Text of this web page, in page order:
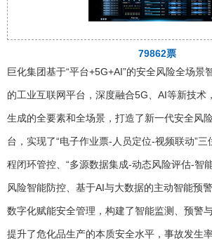
79862票
巨化集团基于“平台+5G+AI”的安全风险全场景
的工业互联网平台，深度融合5G、AI等新技术
生成的全要素和全场景，打造了新一代安全风
台，实现了“电子作业票-人员定位-视频联动”
程闭环管控、“多源数据集成-动态风险评估-智
风险智能防控、基于AI与大数据的主动智能预
数字化赋能安全管理，构建了智能监测、预警
提升了危化品生产的本质安全水平，事故发生